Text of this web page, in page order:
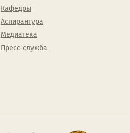
Кафедры
Аспирантура
Медиатека
Пресс-служба